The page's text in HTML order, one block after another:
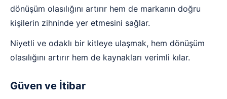
dönüşüm olasılığını artırır hem de markanın doğru
kişilerin zihninde yer etmesini sağlar.
Niyetli ve odaklı bir kitleye ulaşmak, hem dönüşüm
olasılığını artırır hem de kaynakları verimli kılar.
Güven ve İtibar